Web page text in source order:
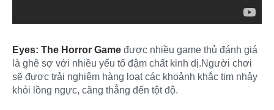
Eyes: The Horror Game được nhiều game thủ đánh giá
là ghê sợ với nhiều yếu tố đậm chất kinh dị.Người chơi
sẽ được trải nghiệm hàng loạt các khoảnh khắc tim nhảy
khỏi lồng ngực, căng thẳng đến tột độ.